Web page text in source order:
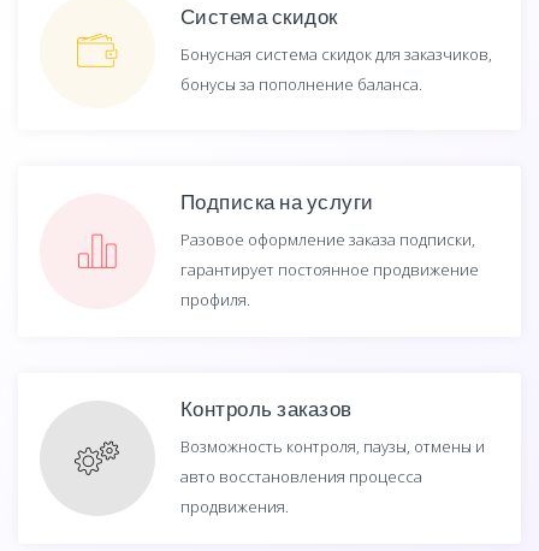
Система скидок
Бонусная система скидок для заказчиков,
бонусы за пополнение баланса.
Подписка на услуги
Разовое оформление заказа подписки,
гарантирует постоянное продвижение
профиля.
Контроль заказов
Возможность контроля, паузы, отмены и
авто восстановления процесса
продвижения.